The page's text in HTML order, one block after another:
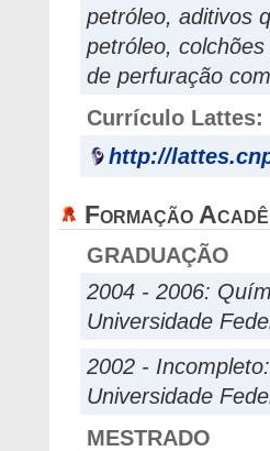
petróleo, aditivos
petróleo,
de perfuração
Currículo Lattes:
http://
Formação
GRADUAÇÃO
2004 - 2006:
Universidade
2002 -
Universidade
MESTRADO